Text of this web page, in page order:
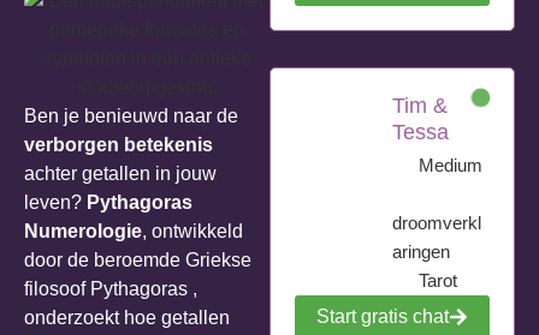
Ben je benieuwd naar de
verborgen betekenis
achter getallen in jouw
leven? Pythagoras
Numerologie, ontwikkeld
door de beroemde Griekse
filosoof Pythagoras ,
onderzoekt hoe getallen
Tim &
Tessa
Medium
droomverkl
aringen
Tarot
Start gratis chat